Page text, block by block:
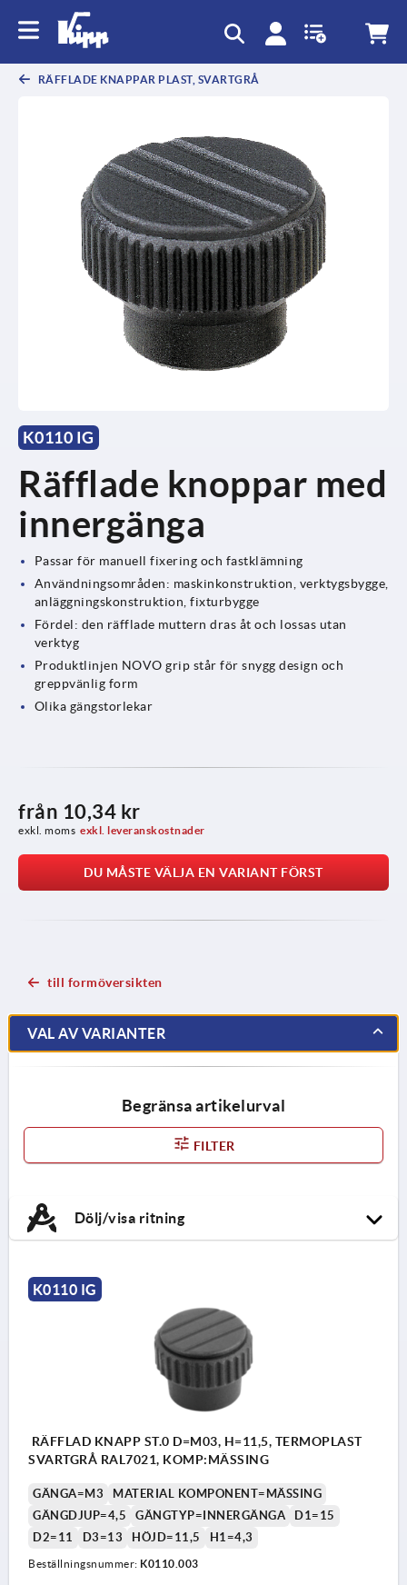
RÄFFLADE KNAPPAR PLAST, SVARTGRÅ
K0110 IG
Räfflade knoppar med
innergänga
Passar för manuell fixering och fastklämning
Användningsområden: maskinkonstruktion, verktygsbygge,
anläggningskonstruktion, fixturbygge
Fördel: den räfflade muttern dras åt och lossas utan
verktyg
Produktlinjen NOVO grip står för snygg design och
greppvänlig form
Olika gängstorlekar
från 10,34 kr
exkl. moms exkl. leveranskostnader
DU MÅSTE VÄLJA EN VARIANT FÖRST
till formöversikten
VAL AV VARIANTER
Begränsa artikelurval
FILTER
Dölj/visa ritning
K0110 IG
RÄFFLAD KNAPP ST.0 D=M03, H=11,5, TERMOPLAST
SVARTGRÅ RAL7021, KOMP:MÄSSING
GÄNGA=M3
MATERIAL KOMPONENT=MÄSSING
GÄNGDJUP=4,5
GÄNGTYP=INNERGÄNGA
D1=15
D2=11
D3=13 HÖJD=11,5 H1=4,3
Beställningsnummer: K0110.003